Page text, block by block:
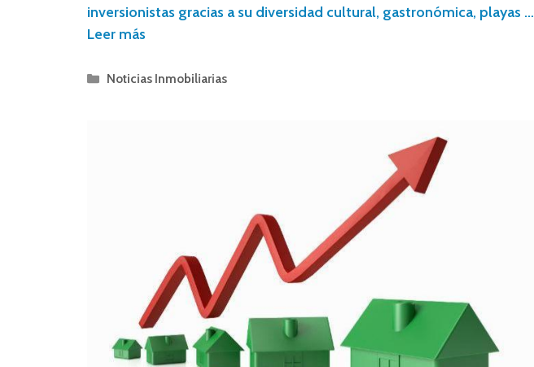
inversionistas gracias a su diversidad cultural, gastronómica, playas …
Leer más
Noticias Inmobiliarias